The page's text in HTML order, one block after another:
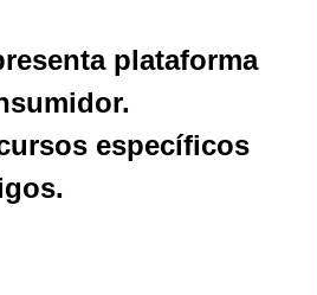
plataforma
específicos